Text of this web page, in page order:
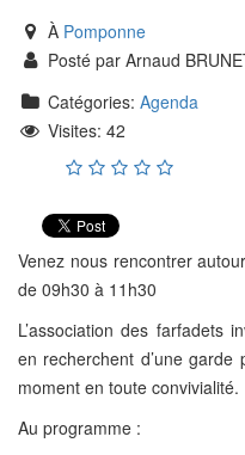
À Pomponne
Posté par Arnaud
Catégories: Agenda
Visites: 42
Venez nous rencontrer
de 09h30 à 11h30
L’association des farfadets
en recherchent d’une
moment en toute convivialité.
Au programme :